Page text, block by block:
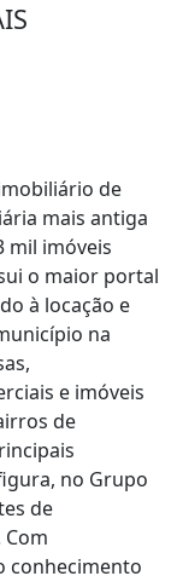
de
mais antiga
mil imóveis
o maior portal
à locação e
na
e imóveis
de
no Grupo
de
conhecimento